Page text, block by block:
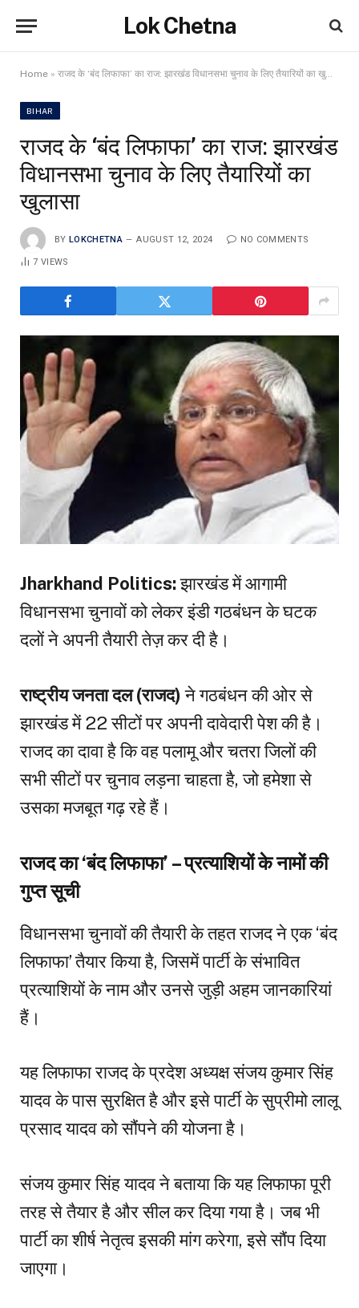
Lok Chetna
Home » राजद के ‘बंद लिफाफा’ का राज: झारखंड विधानसभा चुनाव के लिए तैयारियों का खुलासा
BIHAR
राजद के ‘बंद लिफाफा’ का राज: झारखंड
विधानसभा चुनाव के लिए तैयारियों का
खुलासा
BY LOKCHETNA AUGUST 12, 2024 NO COMMENTS
7VIEWS
Jharkhand Politics:झारखंड में आगामी
विधानसभा चुनावों को लेकर इंडी गठबंधन के घटक
दलों ने अपनी तैयारी तेज़ कर दी है।
राष्ट्रीय जनता दल (राजद)ने गठबंधन की ओर से
झारखंड में 22 सीटों पर अपनी दावेदारी पेश की है।
राजद का दावा है कि वह पलामू और चतरा जिलों की
सभी सीटों पर चुनाव लड़ना चाहता है, जो हमेशा से
उसका मजबूत गढ़ रहे हैं।
राजद का ‘बंद लिफाफा’ – प्रत्याशियों के नामों की
गुप्त सूची
विधानसभा चुनावों की तैयारी के तहत राजद ने एक ‘बंद
लिफाफा’ तैयार किया है, जिसमें पार्टी के संभावित
प्रत्याशियों के नाम और उनसे जुड़ी अहम जानकारियां
हैं।
यह लिफाफा राजद के प्रदेश अध्यक्ष संजय कुमार सिंह
यादव के पास सुरक्षित है और इसे पार्टी के सुप्रीमो लालू
प्रसाद यादव को सौंपने की योजना है।
संजय कुमार सिंह यादव ने बताया कि यह लिफाफा पूरी
तरह से तैयार है और सील कर दिया गया है। जब भी
पार्टी का शीर्ष नेतृत्व इसकी मांग करेगा, इसे सौंप दिया
जाएगा।